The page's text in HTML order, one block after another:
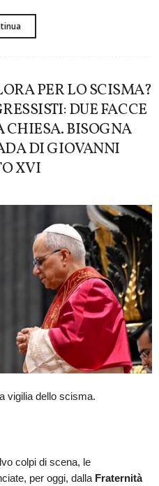
PER LO SCISMA?
DUE FACCE
CHIESA. BISOGNA
DI GIOVANNI
XVI
vigilia dello scisma.
colpi di scena, le
per oggi, dalla Fraternità